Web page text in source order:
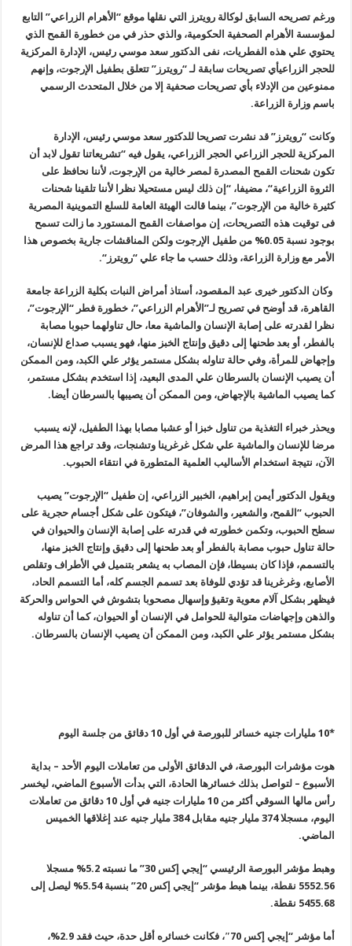
ورغم تصريحه السابق لوكالة رويترز التي نقلها موقع “الأهرام الزراعي” التابع
لمؤسسة الأهرام الصحفية الحكومية، والذي حذر في من خطورة القمح الذي
يحتوي علي هذه الفطريات، نفى الدكتور سعد موسي رئيس، الإدارة المركزية
للحجر الزراعيأي تصريحات سابقة لـ “رويترز” تتعلق بطفيل الإرجوت، وإنهم
ممنوعين من الإدلاء بأي تصريحات صحفية إلا من خلال المتحدث الرسمي
باسم وزارة الزراعة.
وكانت “رويترز” قد نشرت تصريحا للدكتور سعد موسي رئيس، الإدارة
المركزية للحجر الزراعي الحجر الزراعي، يقول فيه “تشريعاتنا تقول لابد أن
تكون شحنات القمح المصدرة لمصر خالية من الإرجوت، لأننا نحافظ على
الثروة الزراعية“، مضيفا، “إن ذلك ليس مستحيلا نظرا لأننا تلقينا شحنات
كثيرة خالية من الإرجوت”، بينما قالت الهيئة العامة للسلع التموينية المصرية
فى توقيت هذه التصريحات، إن مواصفات القمح المستورد ما زالت تسمح
بوجود نسبة 0.05% من طفيل الإرجوت ولكن المناقشات جارية بخصوص هذا
الأمر مع وزارة الزراعة، وذلك حسب ما جاء علي “رويترز“.
وكان الدكتور خيرى عبد المقصود، أستاذ أمراض النبات بكلية الزراعة جامعة
القاهرة، قد أوضح في تصريح لـ”الأهرام الزراعي”، خطورة فطر “الإرجوت”،
نظرا لقدرته على إصابة الإنسان والماشية معا، حال تناولهما حبوبا مصابة
بالفطر، أو بعد طحنها إلى دقيق وإنتاج الخبز منها، فهو يسبب صداع للإنسان،
وإجهاض للمرأة، وفي حالة تناوله بشكل مستمر يؤثر علي الكبد، ومن الممكن
أن يصيب الإنسان بالسرطان علي المدى البعيد، إذا استخدم بشكل مستمر،
كما يصيب الماشية بالإجهاض، ومن الممكن أن يصيبها بالسرطان أيضا.
ويحذر خبراء التغذية من تناول خبزا أو عشبا مصابا بهذا الطفيل، لإنه يسبب
مرضا للإنسان والماشية علي شكل غرغرينا وتشنجات، وقد تراجع هذا المرض
الآن، نتيجة استخدام الأساليب العلمية المتطورة في انتقاء الحبوب.
ويقول الدكتور أيمن إبراهيم، الخبير الزراعي، إن طفيل “الإرجوت” يصيب
الحبوب “القمح، والشعير، والشوفان”، فيتكون على شكل أجسام حجرية على
سطح الحبوب، وتكمن خطورته في قدرته على إصابة الإنسان والحيوان في
حالة تناول حبوب مصابة بالفطر أو بعد طحنها إلى دقيق وإنتاج الخبز منها،
بالتسمم، فإذا كان بسيطا، فإن المصاب به يشعر بتنميل في الأطراف وتقلص
الأصابع، وغرغرينا قد تؤدي للوفاة بعد تسمم الجسم كله، أما التسمم الحاد،
فيظهر بشكل آلام معوية وتقيؤ وإسهال مصحوبا بتشوش في الحواس والحركة
والذهن وإجهاضات متوالية للحوامل في الإنسان أو الحيوان، كما أن تناوله
بشكل مستمر يؤثر علي الكبد، ومن الممكن أن يصيب الإنسان بالسرطان.
*
10 مليارات جنيه خسائر للبورصة في أول 10 دقائق من جلسة اليوم
هوت مؤشرات البورصة، في الدقائق الأولى من تعاملات اليوم الأحد – بداية
الأسبوع – لتواصل بذلك خسائرها الحادة، التي بدأت الأسبوع الماضي، ليخسر
رأس مالها السوقي أكثر من 10 مليارات جنيه في أول 10 دقائق من تعاملات
اليوم، مسجلا 374 مليار جنيه مقابل 384 مليار جنيه عند إغلاقها الخميس
الماضي.
وهبط مؤشر البورصة الرئيسي “إيجي إكس 30” ما نسبته 5.2% مسجلا
5552.56 نقطة، بينما هبط مؤشر “إيجي إكس 20” بنسبة 5.54
%ليصل إلى
5455.68 نقطة
.
أما مؤشر “إيجي إكس 70″، فكانت خسائره أقل حدة، حيث فقد 2.9%،